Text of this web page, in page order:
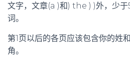
文字，文章(a )和) the ) )外，少
词。
第1页以后的各页应该包含你的姓
角。